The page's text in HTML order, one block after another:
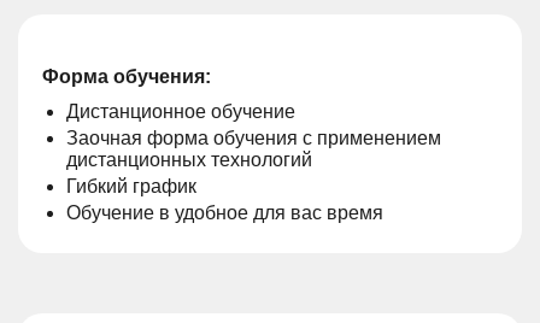
Форма обучения:
Дистанционное обучение
Заочная форма обучения с применением
дистанционных технологий
Гибкий график
Обучение в удобное для вас время